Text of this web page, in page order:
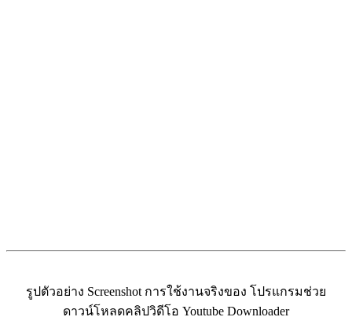
รูปตัวอย่าง Screenshot การใช้งานจริงของ โปรแกรมช่วย
ดาวน์โหลดคลิปวิดีโอ Youtube Downloader